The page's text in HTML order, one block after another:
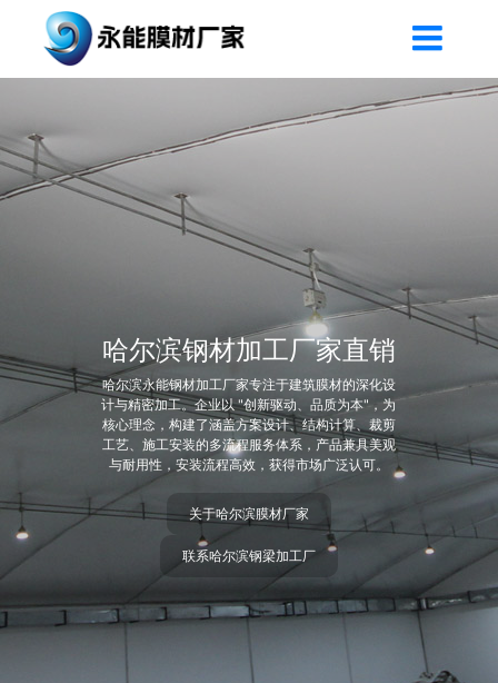
哈尔滨钢材加工厂家直销
哈尔滨永能钢材加工厂家专注于建筑膜材的深化设
计与精密加工。企业以 "创新驱动、品质为本"，为
核心理念，构建了涵盖方案设计、结构计算、裁剪
工艺、施工安装的多流程服务体系，产品兼具美观
与耐用性，安装流程高效，获得市场广泛认可。
关于哈尔滨膜材厂家
联系哈尔滨钢梁加工厂